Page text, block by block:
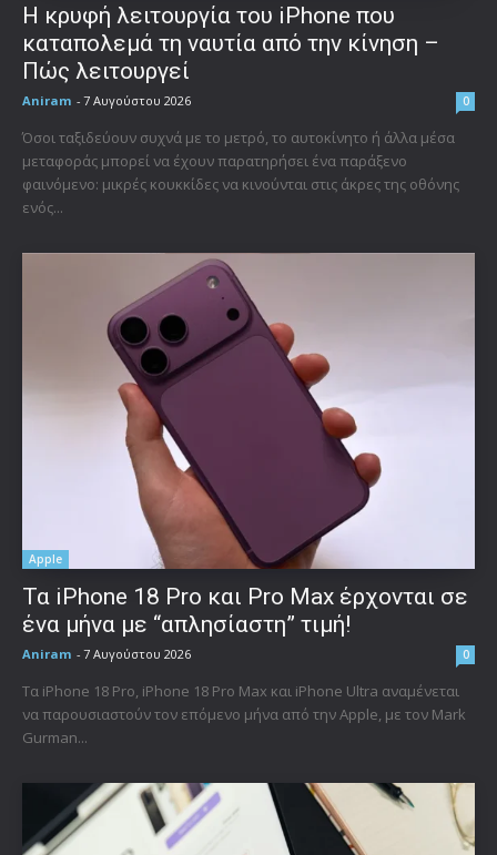
Η κρυφή λειτουργία του iPhone που
καταπολεμά τη ναυτία από την κίνηση –
Πώς λειτουργεί
Aniram - 7 Αυγούστου 2026 0
Όσοι ταξιδεύουν συχνά με το μετρό, το αυτοκίνητο ή άλλα μέσα
μεταφοράς μπορεί να έχουν παρατηρήσει ένα παράξενο
φαινόμενο: μικρές κουκκίδες να κινούνται στις άκρες της οθόνης
ενός...
Apple
Τα iPhone 18 Pro και Pro Max έρχονται σε
ένα μήνα με “απλησίαστη” τιμή!
Aniram - 7 Αυγούστου 2026 0
Τα iPhone 18 Pro, iPhone 18 Pro Max και iPhone Ultra αναμένεται
να παρουσιαστούν τον επόμενο μήνα από την Apple, με τον Mark
Gurman...